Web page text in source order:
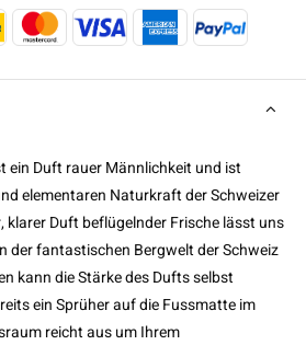
ein Duft rauer Männlichkeit und ist
elementaren Naturkraft der Schweizer
klarer Duft beflügelnder Frische lässt uns
der fantastischen Bergwelt der Schweiz
kann die Stärke des Dufts selbst
ein Sprüher auf die Fussmatte im
reicht aus um Ihrem